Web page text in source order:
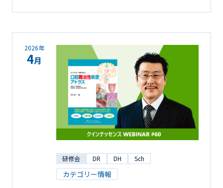
2026年
4月
研修会 DR DH Sch
カテゴリー情報